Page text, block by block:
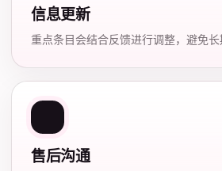
信息更新
重点条目会结合反馈进行调整，避免长
售后沟通